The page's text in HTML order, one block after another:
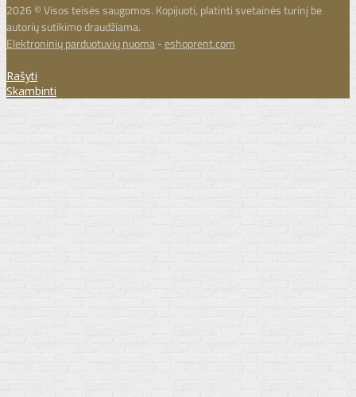
2026 © Visos teisės saugomos. Kopijuoti, platinti svetainės turinį be
autorių sutikimo draudžiama.
Elektroninių parduotuvių nuoma-eshoprent.com
Rašyti
Skambinti